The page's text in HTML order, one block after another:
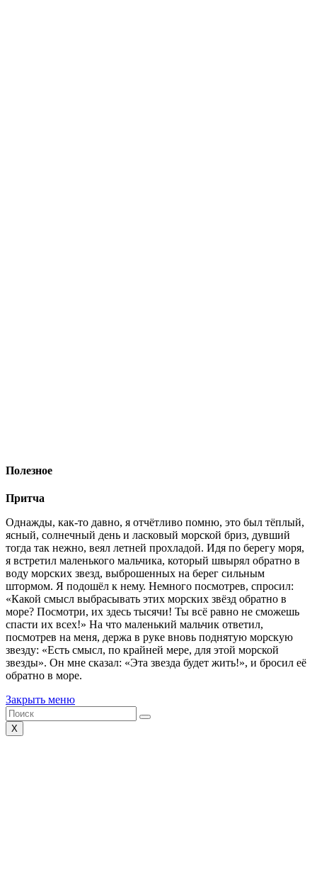
Полезное
Притча
Однажды, как-то давно, я отчётливо помню, это был тёплый,
ясный, солнечный день и ласковый морской бриз, дувший
тогда так нежно, веял летней прохладой. Идя по берегу моря,
я встретил маленького мальчика, который швырял обратно в
воду морских звезд, выброшенных на берег сильным
штормом. Я подошёл к нему. Немного посмотрев, спросил:
«Какой смысл выбрасывать этих морских звёзд обратно в
море? Посмотри, их здесь тысячи! Ты всё равно не сможешь
спасти их всех!» На что маленький мальчик ответил,
посмотрев на меня, держа в руке вновь поднятую морскую
звезду: «Есть смысл, по крайней мере, для этой морской
звезды». Он мне сказал: «Эта звезда будет жить!», и бросил её
обратно в море.
Закрыть меню
X